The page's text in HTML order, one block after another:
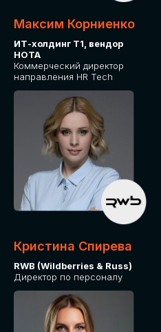
Максим Корниенко
ИТ-холдинг Т1, вендор
НОТА
Коммерческий директор
направления HR Tech
Кристина Спирева
RWB (Wildberries & Russ)
Директор по персоналу